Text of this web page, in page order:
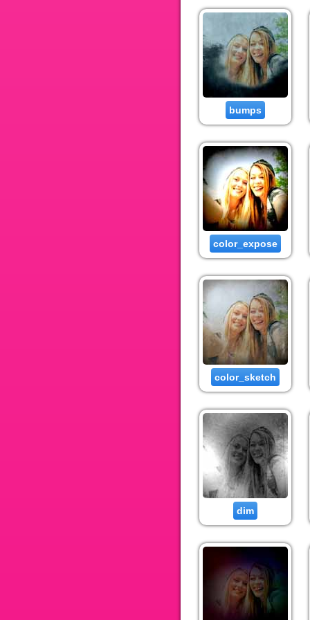
bumps
color_expose
color_sketch
dim